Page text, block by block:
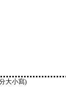
大小寫)